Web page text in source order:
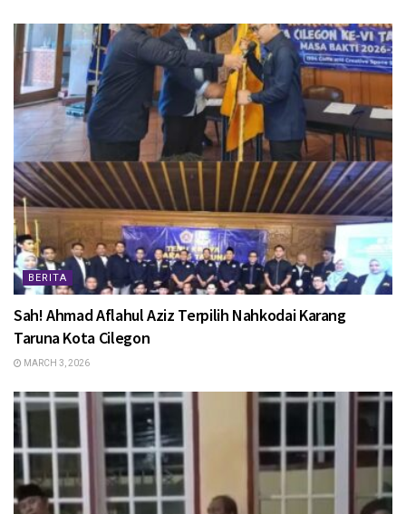
BERITA
Sah! Ahmad Aflahul Aziz Terpilih Nahkodai Karang
Taruna Kota Cilegon
MARCH 3, 2026